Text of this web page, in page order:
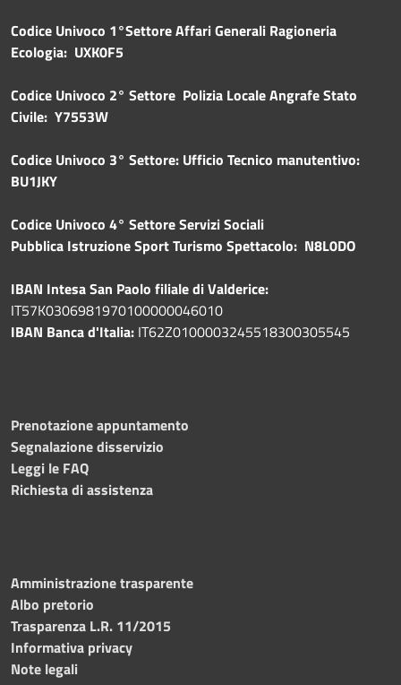
Codice Univoco 1°Settore Affari Generali Ragioneria
Ecologia: UXK0F5
Codice Univoco 2° Settore Polizia Locale Angrafe Stato
Civile: Y7553W
Codice Univoco 3° Settore: Ufficio Tecnico manutentivo:
BU1JKY
Codice Univoco 4° Settore Servizi Sociali
Pubblica Istruzione Sport Turismo Spettacolo: N8L0DO
IBAN Intesa San Paolo filiale di Valderice:
IT57K0306981970100000046010
IBAN Banca d'Italia: IT62Z0100003245518300305545
Prenotazione appuntamento
Segnalazione disservizio
Leggi le FAQ
Richiesta di assistenza
Amministrazione trasparente
Albo pretorio
Trasparenza L.R. 11/2015
Informativa privacy
Note legali